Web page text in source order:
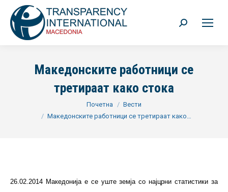
Search:
Македонските работници се
третираат како стока
Почетна
Вести
Македонските работници се третираат како…
26.02.2014 Македонија е се уште земја со најцрни статистики за